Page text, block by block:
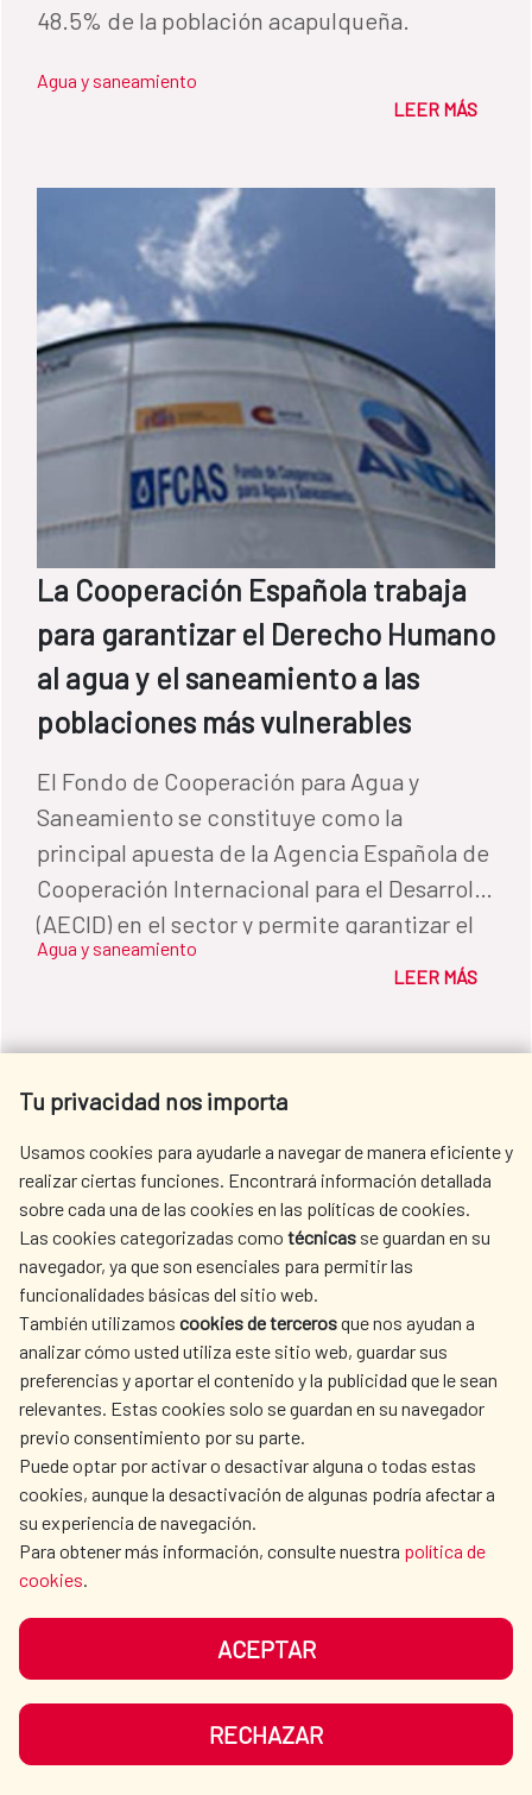
48.5% de la población acapulqueña.
Agua y saneamiento
LEER MÁS
La Cooperación Española trabaja
para garantizar el Derecho Humano
al agua y el saneamiento a las
poblaciones más vulnerables
El Fondo de Cooperación para Agua y
Saneamiento se constituye como la
principal apuesta de la Agencia Española de
Cooperación Internacional para el Desarrollo
(AECID) en el sector y permite garantizar el
Derecho Humano al Agua y al Saneamiento
Agua y saneamiento
LEER MÁS
Más de 200 habitantes del cantón
Olmedo (Ecuador) asistieron a la
inauguración de los sistemas de
agua potable y alcantarillado
cofinanciados por la Cooperación
Española
El Embajador de España en Ecuador, Victor
Fagilde González, inauguró el pasado 5 de
Tu privacidad nos importa
Usamos cookies para ayudarle a navegar de manera eficiente y
realizar ciertas funciones. Encontrará información detallada
sobre cada una de las cookies en las políticas de cookies.
Las cookies categorizadas como técnicas se guardan en su
navegador, ya que son esenciales para permitir las
funcionalidades básicas del sitio web.
También utilizamos cookies de tercerosque nos ayudan a
analizar cómo usted utiliza este sitio web, guardar sus
preferencias y aportar el contenido y la publicidad que le sean
relevantes. Estas cookies solo se guardan en su navegador
previo consentimiento por su parte.
Puede optar por activar o desactivar alguna o todas estas
cookies, aunque la desactivación de algunas podría afectar a
su experiencia de navegación.
Para obtener más información, consulte nuestra política de
cookies.
ACEPTAR
RECHAZAR